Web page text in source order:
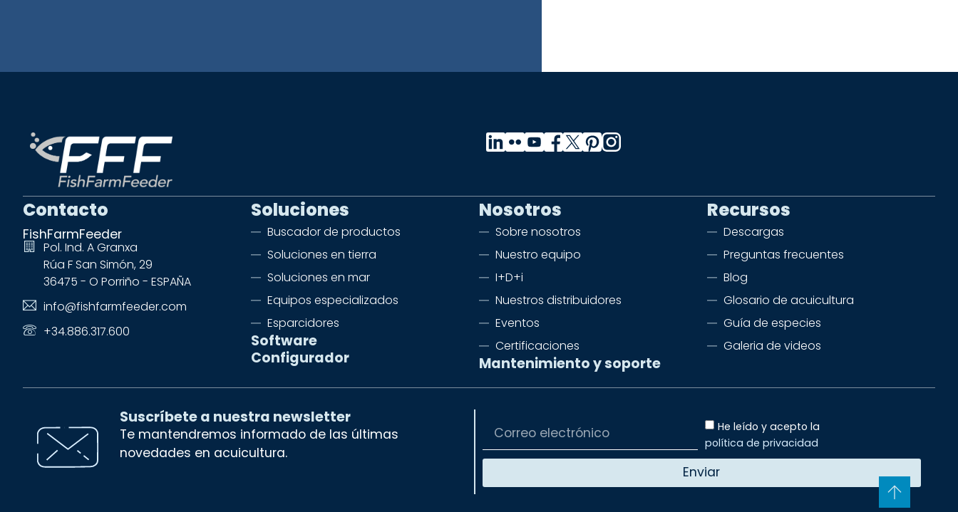
Contacto
FishFarmFeeder
Pol. Ind. A Granxa
Rúa F San Simón, 29
36475 - O Porriño - ESPAÑA
info@fishfarmfeeder.com
+34.886.317.600
Soluciones
Buscador de productos
Soluciones en tierra
Soluciones en mar
Equipos especializados
Esparcidores
Software
Configurador
Nosotros
Sobre nosotros
Nuestro equipo
I+D+i
Nuestros distribuidores
Eventos
Certificaciones
Mantenimiento y soporte
Recursos
Descargas
Preguntas frecuentes
Blog
Glosario de acuicultura
Guía de especies
Galeria de videos
Suscríbete a nuestra newsletter
Te mantendremos informado de las últimas
novedades en acuicultura.
He leído y acepto la
política de privacidad
Enviar